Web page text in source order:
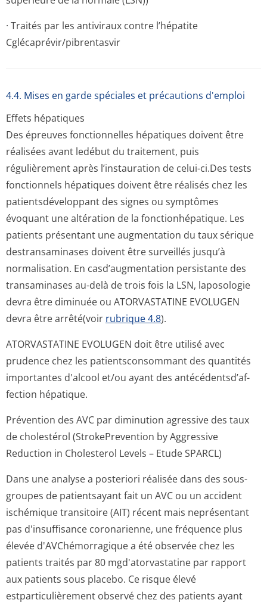
· Traités par les antiviraux contre l’hépatite
Cglécaprévir/pi­brentasvir
4.4. Mises en garde spéciales et précautions d'emploi
Effets hépatiques
Des épreuves fonctionnelles hépatiques doivent être
réalisées avant ledébut du traitement, puis
régulièrement après l’instauration de celui-ci.Des tests
fonctionnels hépatiques doivent être réalisés chez les
patientsdéveloppant des signes ou symptômes
évoquant une altération de la fonctionhépatique. Les
patients présentant une augmentation du taux sérique
destransaminases doivent être surveillés jusqu’à
normalisation. En casd’augmentation persistante des
transaminases au-delà de trois fois la LSN, laposologie
devra être diminuée ou ATORVASTATINE EVOLUGEN
devra être arrêté(voir rubrique 4.8).
ATORVASTATINE EVOLUGEN doit être utilisé avec
prudence chez les patientsconsommant des quantités
importantes d'alcool et/ou ayant des antécédentsd’af­
fection hépatique.
Prévention des AVC par diminution agressive des taux
de cholestérol (StrokePrevention by Aggressive
Reduction in Cholesterol Levels – Etude SPARCL)
Dans une analyse a posteriori réalisée dans des sous-
groupes de patientsayant fait un AVC ou un accident
ischémique transitoire (AIT) récent mais neprésentant
pas d'insuffisance coronarienne, une fréquence plus
élevée d'AVChémorragique a été observée chez les
patients traités par 80 mgd'atorvas­tatine par rapport
aux patients sous placebo. Ce risque élevé
estparticulièrement observé chez des patients ayant